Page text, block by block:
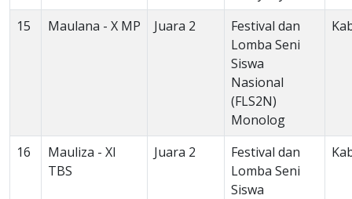
15 Maulana - X MP Juara 2
Festival dan
Lomba Seni
Siswa
Nasional
(FLS2N)
Monolog
16
Mauliza - XI
TBS
Juara 2
Festival dan
Lomba Seni
Siswa